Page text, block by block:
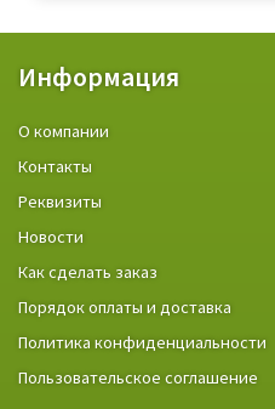
Информация
О компании
Контакты
Реквизиты
Новости
Как сделать заказ
Порядок оплаты и доставка
Политика конфиденциальности
Пользовательское соглашение